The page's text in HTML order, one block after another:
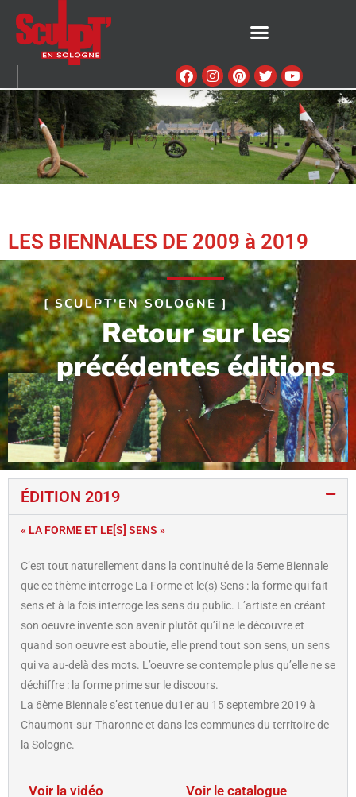
LES BIENNALES DE 2009 à 2019
[ SCULPT'EN SOLOGNE ]
Retour sur les
précédentes éditions
ÉDITION 2019
« LA FORME ET LE[S] SENS »
C’est tout naturellement dans la continuité de la 5eme Biennale
que ce thème interroge La Forme et le(s) Sens : la forme qui fait
sens et à la fois interroge les sens du public. L’artiste en créant
son oeuvre invente son avenir plutôt qu’il ne le découvre et
quand son oeuvre est aboutie, elle prend tout son sens, un sens
qui va au-delà des mots. L’oeuvre se contemple plus qu’elle ne se
déchiffre : la forme prime sur le discours.
La 6ème Biennale s’est tenue du1er au 15 septembre 2019 à
Chaumont-sur-Tharonne et dans les communes du territoire de
la Sologne.
Voir la vidéo Voir le catalogue